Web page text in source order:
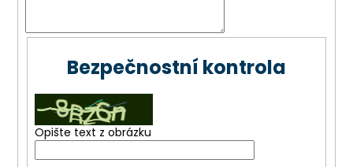
Bezpečnostní kontrola
Opište text z obrázku